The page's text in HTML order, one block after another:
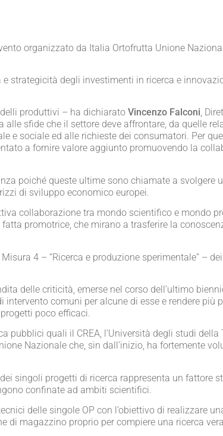
organizzato da Italia Ortofrutta Unione
strategicità degli investimenti in ricerca e
produttivi – ha dichiarato Vincenzo Falconi,
sfide che il settore deve affrontare, da quelle
e sociale ed alle richieste dei consumatori. Per
a fornire valore aggiunto promuovendo la
poiché queste ultime sono chiamate a svolgere
di sviluppo economico europei.
collaborazione tra mondo scientifico e mondo
promotrice, che mirano a trasferire la
4 – “Ricerca e produzione sperimentale” –
delle criticità, emerse nel corso dell’ultimo
comuni per alcune di esse e rendere più
poco efficaci.
pubblici quali il CREA, l’Università degli studi della
Nazionale che, sin dall’inizio, ha fortemente
singoli progetti di ricerca rappresenta un fattore
confinate ad ambiti scientifici.
delle singole OP con l’obiettivo di realizzare
di magazzino proprio per compiere una ricerca